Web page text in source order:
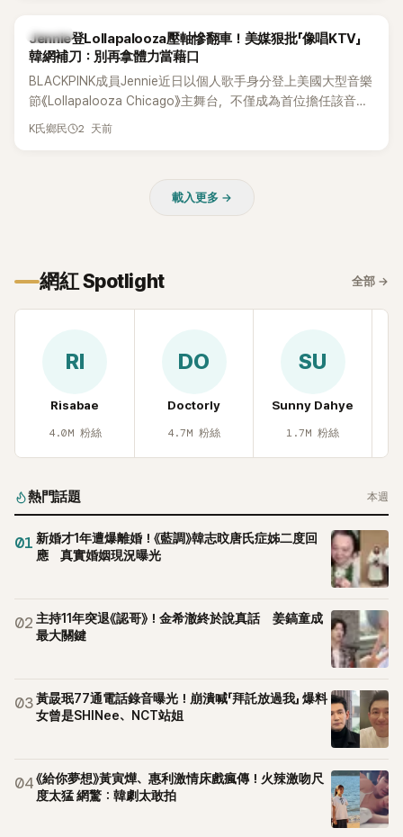
K-POP
Jennie登Lollapalooza壓軸慘翻車！美媒狠批「像唱KTV」
韓網補刀：別再拿體力當藉口
BLACKPINK成員Jennie近日以個人歌手身分登上美國大型音樂
節《Lollapalooza Chicago》主舞台，不僅成為首位擔任該音樂
節Headliner（壓軸主秀）的K-POP女SOLO歌手，寫下全新紀
K氏鄉民 2 天前
載入更多 →
網紅 Spotlight 全部 →
RI
Risabae
4.0M 粉絲
DO
Doctorly
4.7M 粉絲
SU
Sunny Dahye
1.7M 粉絲
熱門話題 本週
01 新婚才1年遭爆離婚！《藍調》韓志旼唐氏症姊二度回
應 真實婚姻現況曝光
02 主持11年突退《認哥》！金希澈終於說真話 姜鎬童成
最大關鍵
03黃晸珉77通電話錄音曝光！崩潰喊「拜託放過我」 爆料
女曾是SHINee、NCT站姐
04《給你夢想》黃寅燁、惠利激情床戲瘋傳！火辣激吻尺
度太猛 網驚：韓劇太敢拍